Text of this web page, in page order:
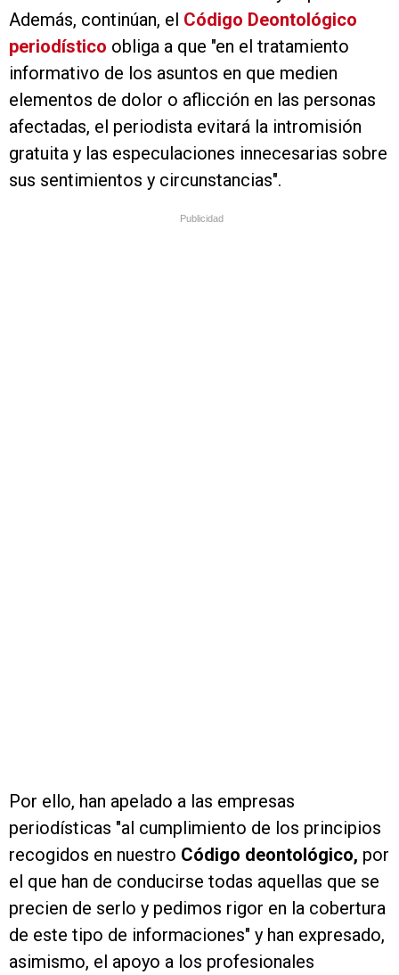
Además, continúan, el Código Deontológico
periodístico obliga a que "en el tratamiento
informativo de los asuntos en que medien
elementos de dolor o aflicción en las personas
afectadas, el periodista evitará la intromisión
gratuita y las especulaciones innecesarias sobre
sus sentimientos y circunstancias".
Publicidad
Por ello, han apelado a las empresas
periodísticas "al cumplimiento de los principios
recogidos en nuestro Código deontológico, por
el que han de conducirse todas aquellas que se
precien de serlo y pedimos rigor en la cobertura
de este tipo de informaciones" y han expresado,
asimismo, el apoyo a los profesionales